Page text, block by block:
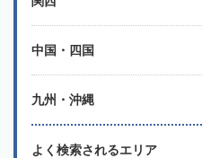
中国・四国
九州・沖縄
よく検索されるエリア